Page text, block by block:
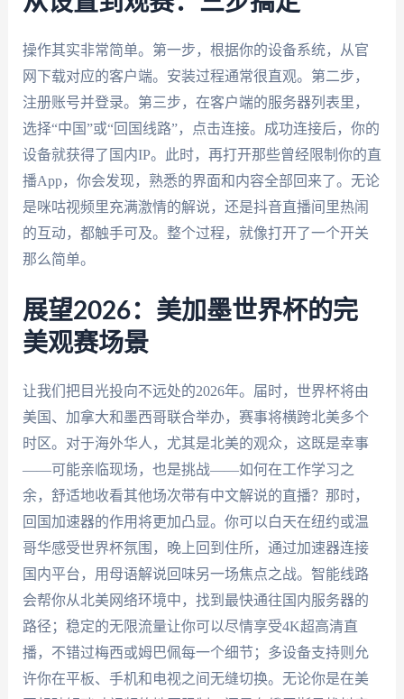
操作其实非常简单。第一步，根据你的设备系统，从官
网下载对应的客户端。安装过程通常很直观。第二步，
注册账号并登录。第三步，在客户端的服务器列表里，
选择“中国”或“回国线路”，点击连接。成功连接后，你的
设备就获得了国内IP。此时，再打开那些曾经限制你的直
播App，你会发现，熟悉的界面和内容全部回来了。无论
是咪咕视频里充满激情的解说，还是抖音直播间里热闹
的互动，都触手可及。整个过程，就像打开了一个开关
那么简单。
展望2026：美加墨世界杯的完
美观赛场景
让我们把目光投向不远处的2026年。届时，世界杯将由
美国、加拿大和墨西哥联合举办，赛事将横跨北美多个
时区。对于海外华人，尤其是北美的观众，这既是幸事
——可能亲临现场，也是挑战——如何在工作学习之
余，舒适地收看其他场次带有中文解说的直播？那时，
回国加速器的作用将更加凸显。你可以白天在纽约或温
哥华感受世界杯氛围，晚上回到住所，通过加速器连接
国内平台，用母语解说回味另一场焦点之战。智能线路
会帮你从北美网络环境中，找到最快通往国内服务器的
路径；稳定的无限流量让你可以尽情享受4K超高清直
播，不错过梅西或姆巴佩每一个细节；多设备支持则允
许你在平板、手机和电视之间无缝切换。无论你是在美